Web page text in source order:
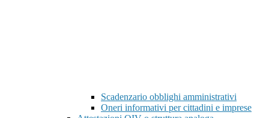
Scadenzario obblighi amministrativi
Oneri informativi per cittadini e imprese